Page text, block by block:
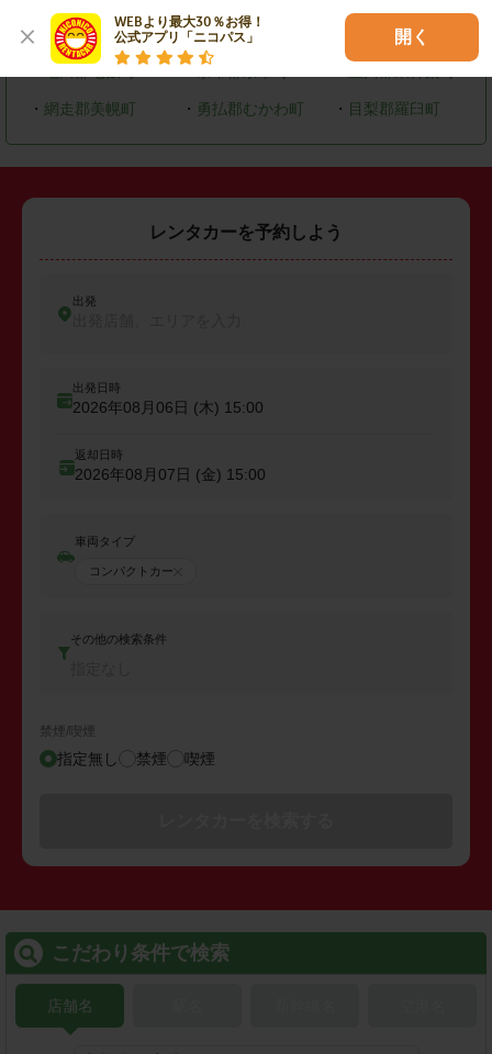
WEBより最大30％お得！
公式アプリ「ニコパス」
開く
・ 恵庭市 ・北広島市
・ 網走郡美幌町 ・ 勇払郡むかわ町 ・ 目梨郡羅臼町
レンタカーを予約しよう
出発
出発日時
2026年08月06日 (木) 15:00
返却日時
2026年08月07日 (金) 15:00
車両タイプ
コンパクトカー
その他の検索条件
禁煙/喫煙
指定無し 禁煙 喫煙
こだわり条件で検索
店舗名